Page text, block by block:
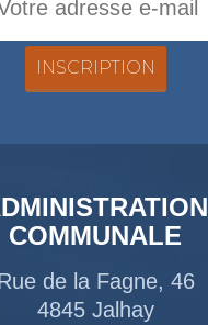
COMMUNALE
de la Fagne, 46
4845 Jalhay